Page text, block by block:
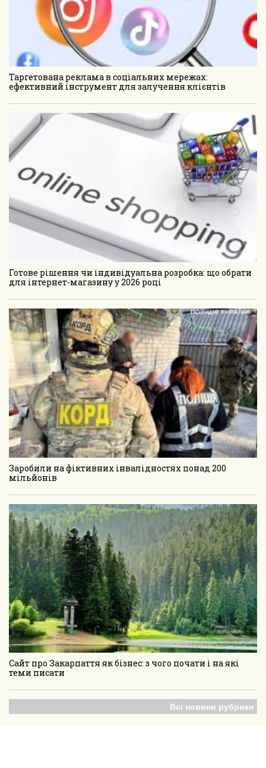
Таргетована реклама в соціальних мережах:
ефективний інструмент для залучення клієнтів
Готове рішення чи індивідуальна розробка: що обрати
для інтернет-магазину у 2026 році
Заробили на фіктивних інвалідностях понад 200
мільйонів
Сайт про Закарпаття як бізнес: з чого почати і на які
теми писати
Всі новини рубрики